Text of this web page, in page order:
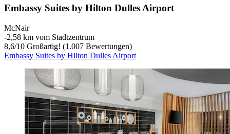
Embassy Suites by Hilton Dulles Airport
McNair
‐2,58 km vom Stadtzentrum
8,6/10 Großartig! (1.007 Bewertungen)
Embassy Suites by Hilton Dulles Airport